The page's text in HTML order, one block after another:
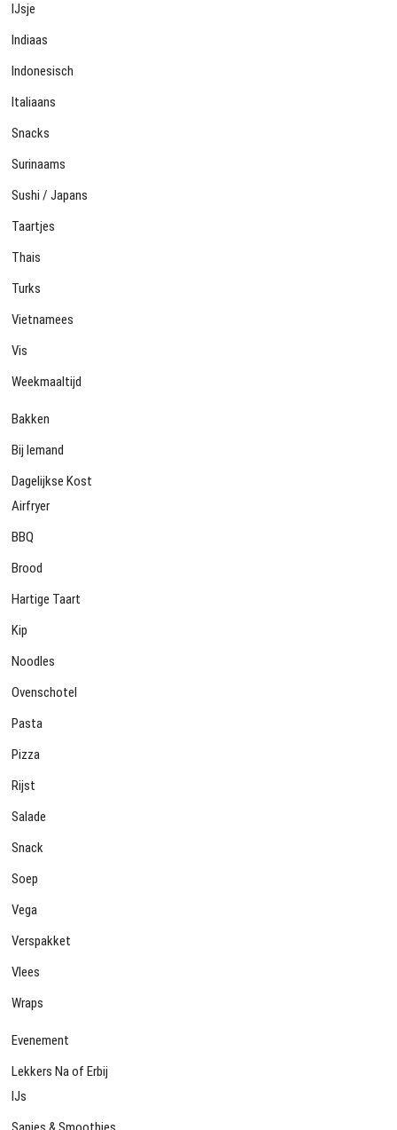
IJsje
Indiaas
Indonesisch
Italiaans
Snacks
Surinaams
Sushi / Japans
Taartjes
Thais
Turks
Vietnamees
Vis
Weekmaaltijd
Bakken
Bij Iemand
Dagelijkse Kost
Airfryer
BBQ
Brood
Hartige Taart
Kip
Noodles
Ovenschotel
Pasta
Pizza
Rijst
Salade
Snack
Soep
Vega
Verspakket
Vlees
Wraps
Evenement
Lekkers Na of Erbij
IJs